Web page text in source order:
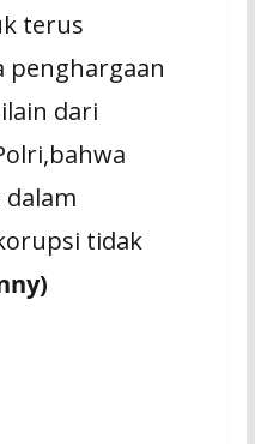
terus
dari
tidak